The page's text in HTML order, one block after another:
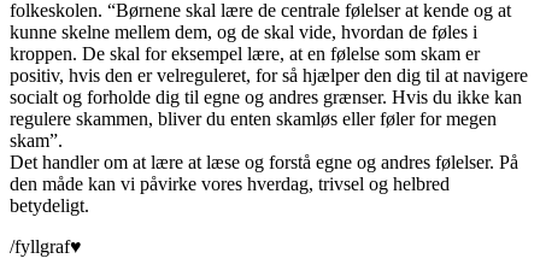
folkeskolen. “Børnene skal lære de centrale følelser at kende og at
kunne skelne mellem dem, og de skal vide, hvordan de føles i
kroppen. De skal for eksempel lære, at en følelse som skam er
positiv, hvis den er velreguleret, for så hjælper den dig til at navigere
socialt og forholde dig til egne og andres grænser. Hvis du ikke kan
regulere skammen, bliver du enten skamløs eller føler for megen
skam”.
Det handler om at lære at læse og forstå egne og andres følelser. På
den måde kan vi påvirke vores hverdag, trivsel og helbred
betydeligt.
/fyllgraf♥